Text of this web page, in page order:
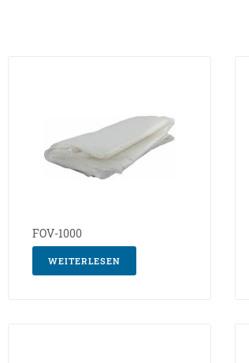
FOV-1000
WEITERLESEN